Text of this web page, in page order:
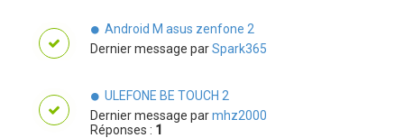
Android M asus zenfone 2
Dernier message parSpark365
ULEFONE BE TOUCH 2
Dernier message parmhz2000
Réponses : 1